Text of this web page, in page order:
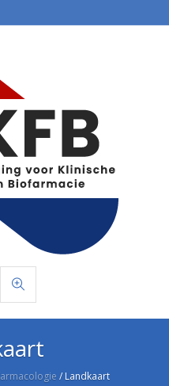
/ Landkaart